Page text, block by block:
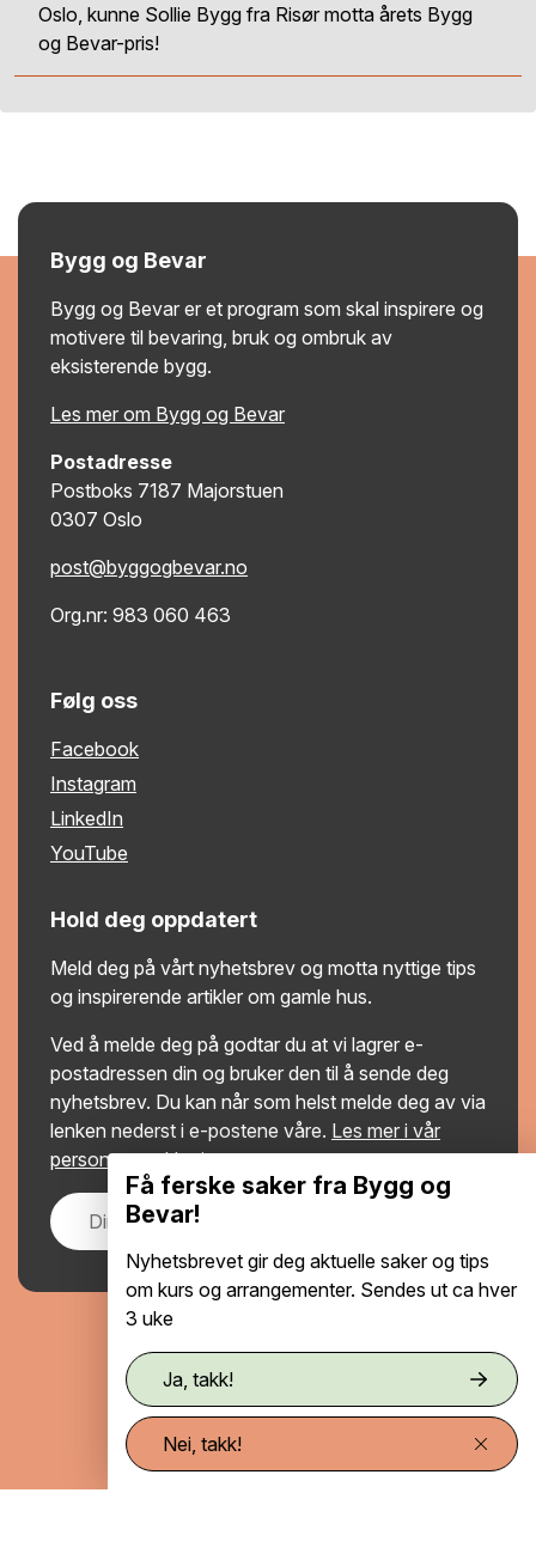
Oslo, kunne Sollie Bygg fra Risør motta årets Bygg
og Bevar-pris!
Bygg og Bevar
Bygg og Bevar er et program som skal inspirere og
motivere til bevaring, bruk og ombruk av
eksisterende bygg.
Les mer om Bygg og Bevar
Postadresse
Postboks 7187 Majorstuen
0307 Oslo
post@byggogbevar.no
Org.nr: 983 060 463
Følg oss
Facebook
Instagram
LinkedIn
YouTube
Hold deg oppdatert
Meld deg på vårt nyhetsbrev og motta nyttige tips
og inspirerende artikler om gamle hus.
Ved å melde deg på godtar du at vi lagrer e-
postadressen din og bruker den til å sende deg
nyhetsbrev. Du kan når som helst melde deg av via
lenken nederst i e-postene våre. Les mer i vår
personvernerklæring.
Personvernerklæring
Tilgjengelighetserklæring
Se / endre samtykke
Få ferske saker fra Bygg og
Bevar!
Nyhetsbrevet gir deg aktuelle saker og tips
om kurs og arrangementer. Sendes ut ca hver
3 uke
Ja, takk!
Nei, takk!